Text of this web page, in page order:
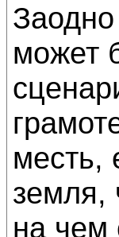
может
месть,
земля,
на чем